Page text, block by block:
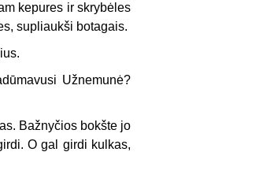
kepures ir skrybėles
supliaukši botagais.
Užnemunė?
Bažnyčios bokšte jo
O gal girdi kulkas,